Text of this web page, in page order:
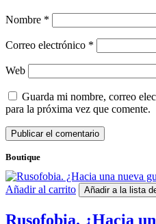
Nombre *
Correo electrónico *
Web
Guarda mi nombre, correo
para la próxima vez que comente.
Boutique
Añadir al carrito Añadir a la lista
Rusofobia. ¿Hacia